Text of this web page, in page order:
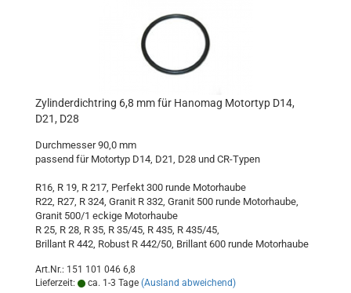
Zylinderdichtring 6,8 mm für Hanomag Motortyp D14,
D21, D28
Durchmesser 90,0 mm
passend für Motortyp D14, D21, D28 und CR-Typen
R16, R 19, R 217, Perfekt 300 runde Motorhaube
R22, R27, R 324, Granit R 332, Granit 500 runde Motorhaube,
Granit 500/1 eckige Motorhaube
R 25, R 28, R 35, R 35/45, R 435, R 435/45,
Brillant R 442, Robust R 442/50, Brillant 600 runde Motorhaube
Art.Nr.: 151 101 046 6,8
Lieferzeit:
ca. 1-3 Tage (Ausland abweichend)